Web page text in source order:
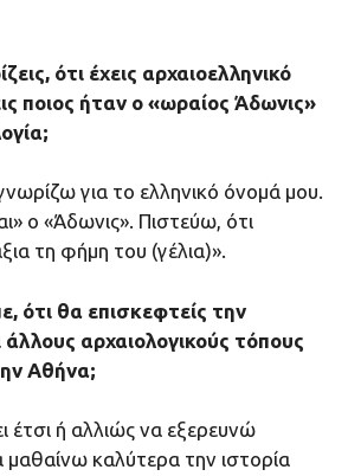
ότι έχεις αρχαιοελληνικό
ποιος ήταν ο «ωραίος Άδωνις»
για το ελληνικό όνομά μου.
ο «Άδωνις». Πιστεύω, ότι
τη φήμη του (γέλια)».
ότι θα επισκεφτείς την
αρχαιολογικούς τόπους
Αθήνα;
έτσι ή αλλιώς να εξερευνώ
μαθαίνω καλύτερα την ιστορία